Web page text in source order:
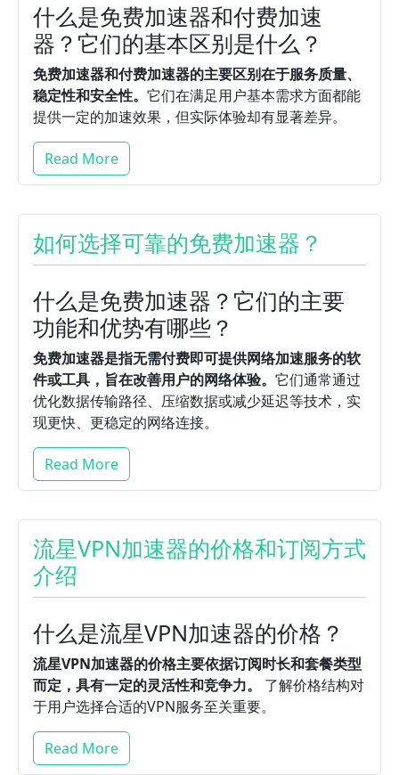
什么是免费加速器和付费加速
器？它们的基本区别是什么？
免费加速器和付费加速器的主要区别在于服务质量、
稳定性和安全性。 它们在满足用户基本需求方面都能
提供一定的加速效果，但实际体验却有显著差异。
Read More
如何选择可靠的免费加速器？
什么是免费加速器？它们的主要
功能和优势有哪些？
免费加速器是指无需付费即可提供网络加速服务的软
件或工具，旨在改善用户的网络体验。 它们通常通过
优化数据传输路径、压缩数据或减少延迟等技术，实
现更快、更稳定的网络连接。
Read More
流星VPN加速器的价格和订阅方式
介绍
什么是流星VPN加速器的价格？
流星VPN加速器的价格主要依据订阅时长和套餐类型
而定，具有一定的灵活性和竞争力。
了解价格结构对
于用户选择合适的VPN服务至关重要。
Read More